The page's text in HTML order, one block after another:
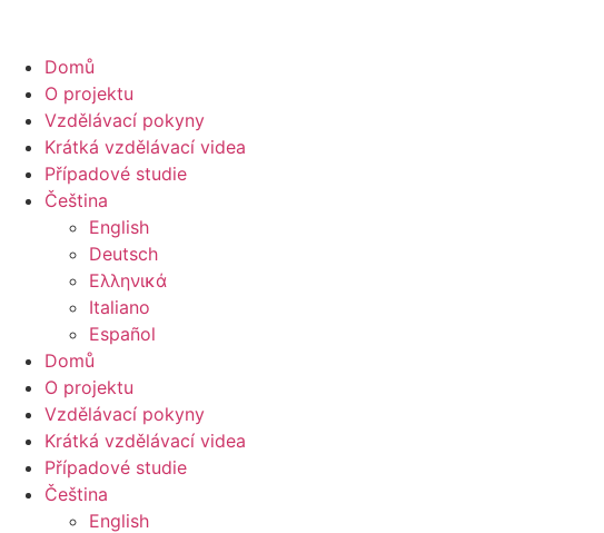
Domů
O projektu
Vzdělávací pokyny
Krátká vzdělávací videa
Případové studie
Čeština
English
Deutsch
Ελληνικά
Italiano
Español
Domů
O projektu
Vzdělávací pokyny
Krátká vzdělávací videa
Případové studie
Čeština
English